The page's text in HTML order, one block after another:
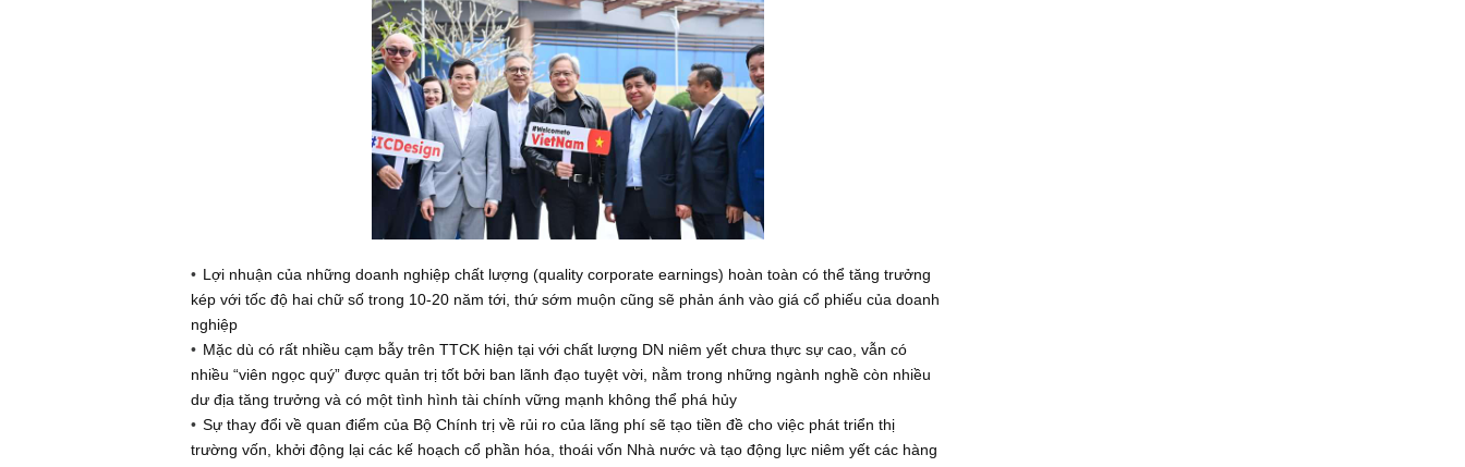
chất lượng từ các quốc gia hàng đầu như Hoa Kỳ/EU, đầu tư vào hạ tầng cơ sở, tự do hóa giáo dục – tạo ra
nguồn nhân lực trẻ mang hàm lượng chất xám rất cao
NVIDIA Corporationđược lời đồn đại (scuttlebutt) cho rằng sẽ sớm đi vào hoạt động trung tâm R&D tại
Khu Công nghệ Cao (Q9 cũ), TP. Thủ Đức, khởi đầu một làn sóng khổng lồ cho các FDI chất lượng khác, các
chuyên gia expats thu nhập cao và gia tăng vị thế của Việt Nam trên bản đồ thế giới (*)
Tầm nhìn để TPHCM trở thành Trung tâm tài chính quốc tế đang dần được hiện thực hóa với những bước
đi đầu tiên, bao gồm việc thành lập Ban Chỉ đạo về Trung tâm tài chính khu vực và quốc tế tại Việt Nam, gỡ
vướng các dự án biểu tượng cho khu đô thị Thủ Thiêm, đề xuất về việc thành lập các Sở giao dịch, chính